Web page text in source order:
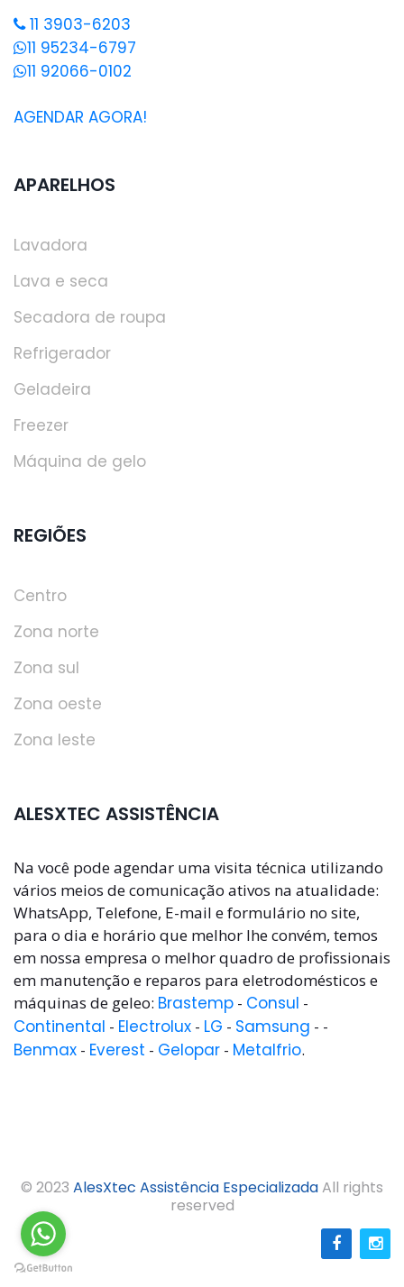
11 3903-6203
11 95234-6797
11 92066-0102
AGENDAR AGORA!
APARELHOS
Lavadora
Lava e seca
Secadora de roupa
Refrigerador
Geladeira
Freezer
Máquina de gelo
REGIÕES
Centro
Zona norte
Zona sul
Zona oeste
Zona leste
ALESXTEC ASSISTÊNCIA
Na você pode agendar uma visita técnica utilizando
vários meios de comunicação ativos na atualidade:
WhatsApp, Telefone, E-mail e formulário no site,
para o dia e horário que melhor lhe convém, temos
em nossa empresa o melhor quadro de profissionais
em manutenção e reparos para eletrodomésticos e
máquinas de geleo: Brastemp - Consul -
Continental - Electrolux - LG - Samsung - -
Benmax - Everest - Gelopar - Metalfrio.
© 2023 AlesXtec Assistência EspecializadaAll rights
reserved